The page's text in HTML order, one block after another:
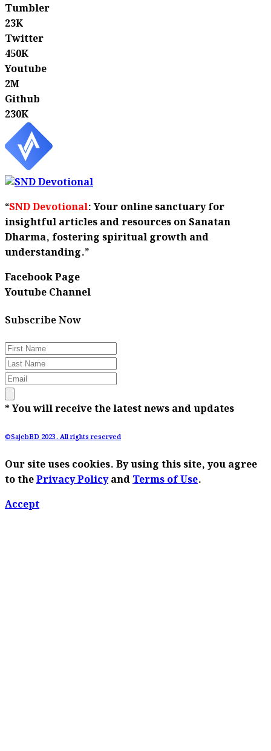
Tumbler
23K
Twitter
450K
Youtube
2M
Github
230K
“SND Devotional: Your online sanctuary for
insightful articles and resources on Sanatan
Dharma, fostering spiritual growth and
understanding.”
Facebook Page
Youtube Channel
Subscribe Now
* You will receive the latest news and updates
©SajebBD 2023. All rights reserved
Our site uses cookies. By using this site, you agree
to thePrivacy PolicyandTerms of Use.
Accept